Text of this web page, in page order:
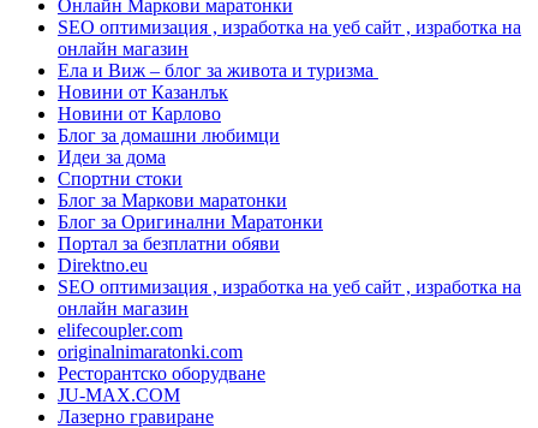
Онлайн Маркови маратонки
SEO оптимизация , изработка на уеб сайт , изработка на
онлайн магазин
Ела и Виж – блог за живота и туризма
Новини от Казанлък
Новини от Карлово
Блог за домашни любимци
Идеи за дома
Спортни стоки
Блог за Маркови маратонки
Блог за Оригинални Маратонки
Портал за безплатни обяви
Direktno.eu
SEO оптимизация , изработка на уеб сайт , изработка на
онлайн магазин
elifecoupler.com
originalnimaratonki.com
Ресторантско оборудване
JU-MAX.COM
Лазерно гравиране